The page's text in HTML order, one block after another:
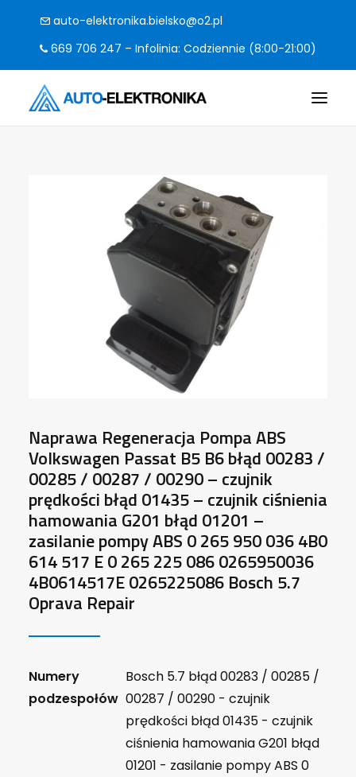
auto-elektronika.bielsko@o2.pl
669 706 247 – Infolinia: Codziennie (8:00-21:00)
POMPY I STEROWNIKI
CO NAPRAWIAMY?
KODY BŁĘDÓW
Naprawa Regeneracja Pompa ABS
Volkswagen Passat B5 B6 błąd 00283 /
00285 / 00287 / 00290 – czujnik
prędkości błąd 01435 – czujnik ciśnienia
hamowania G201 błąd 01201 –
zasilanie pompy ABS 0 265 950 036 4B0
614 517 E 0 265 225 086 0265950036
4B0614517E 0265225086 Bosch 5.7
Oprava Repair
Numery
podzespołów
Bosch 5.7 błąd 00283 / 00285 /
00287 / 00290 - czujnik
prędkości błąd 01435 - czujnik
ciśnienia hamowania G201 błąd
01201 - zasilanie pompy ABS 0